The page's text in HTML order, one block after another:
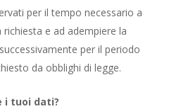
per il tempo necessario a
e ad adempiere la
per il periodo
da obblighi di legge.
i tuoi dati?